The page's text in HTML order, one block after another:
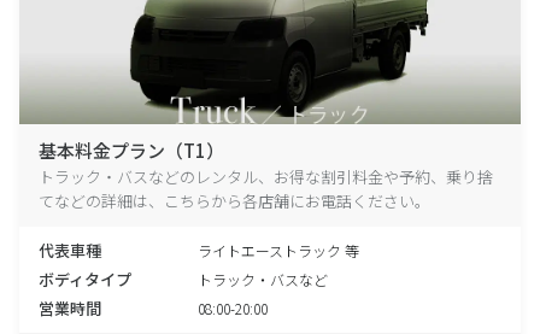
基本料金プラン（T1）
トラック・バスなどのレンタル、お得な割引料金や予約、乗り捨
てなどの詳細は、こちらから各店舗にお電話ください。
代表車種 ライトエーストラック 等
ボディタイプ トラック・バスなど
営業時間 08:00-20:00